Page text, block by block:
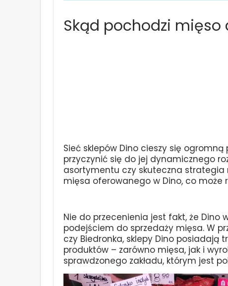
Skąd pochodzi mięso
Sieć sklepów Dino cieszy się
przyczynić się do jej dynamicznego
asortymentu czy skuteczna strategia
mięsa oferowanego w Dino, co może
Nie do przecenienia jest fakt, że Dino
podejściem do sprzedaży mięsa. W
czy Biedronka, sklepy Dino posiadają
produktów – zarówno mięsa, jak i
sprawdzonego zakładu, którym jest